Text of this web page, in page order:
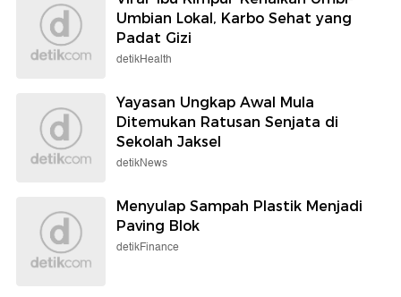
Umbian Lokal, Karbo Sehat yang
Padat Gizi
detikHealth
Yayasan Ungkap Awal Mula
Ditemukan Ratusan Senjata di
Sekolah Jaksel
detikNews
Menyulap Sampah Plastik Menjadi
Paving Blok
detikFinance